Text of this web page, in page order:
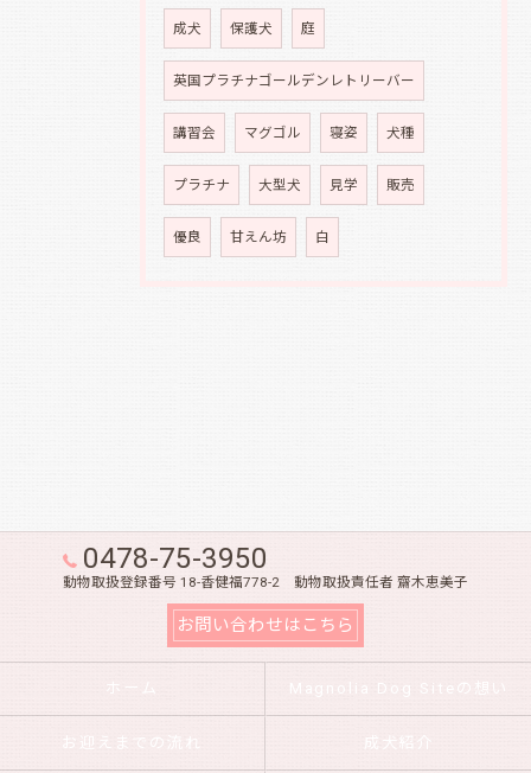
成犬 保護犬 庭
英国プラチナゴールデンレトリーバー
講習会 マグゴル 寝姿 犬種
プラチナ 大型犬 見学 販売
優良 甘えん坊 白
0478-75-3950
動物取扱登録番号 18-香健福778-2 動物取扱責任者 齋木恵美子
お問い合わせはこちら
ホーム Magnolia Dog Siteの想い
お迎えまでの流れ 成犬紹介